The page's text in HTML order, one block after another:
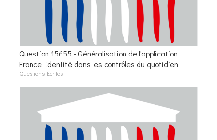
Question 15655 - Généralisation de l'application
France Identité dans les contrôles du quotidien
Questions Écrites